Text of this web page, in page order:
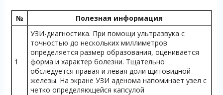
№ Полезная информация
1
УЗИ-диагностика. При помощи ультразвука с
точностью до нескольких миллиметров
определяется размер образования, оценивается
форма и характер болезни. Тщательно
обследуется правая и левая доли щитовидной
железы. На экране УЗИ аденома напоминает узел с
четко определяющейся капсулой